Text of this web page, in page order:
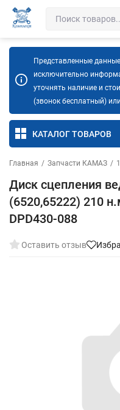
Представленные
исключительно
уточнять наличие и
(звонок бесплатный)
КАТАЛОГ ТОВАРОВ
Главная / Запчасти КАМАЗ /
Диск сцепления
(6520,65222) 210
DPD430-088
Оставить отзыв